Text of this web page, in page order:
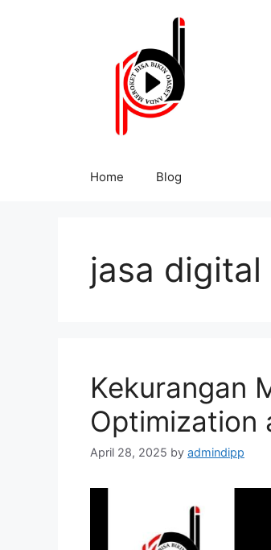
Home Blog
jasa
Kekurangan
Optimization
April 28, 2025 by admindipp